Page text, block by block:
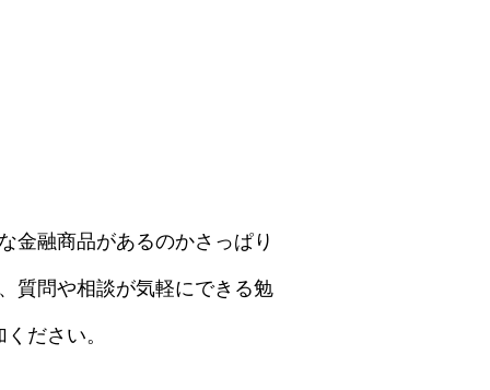
金融商品があるのかさっぱり
質問や相談が気軽にできる勉
ださい。